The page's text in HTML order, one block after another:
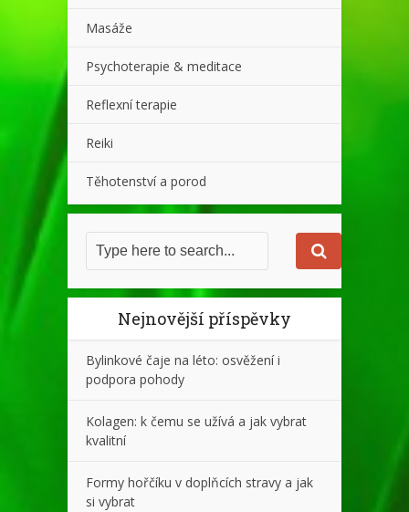
Masáže
Psychoterapie & meditace
Reflexní terapie
Reiki
Těhotenství a porod
Nejnovější příspěvky
Bylinkové čaje na léto: osvěžení i
podpora pohody
Kolagen: k čemu se užívá a jak vybrat
kvalitní
Formy hořčíku v doplňcích stravy a jak
si vybrat